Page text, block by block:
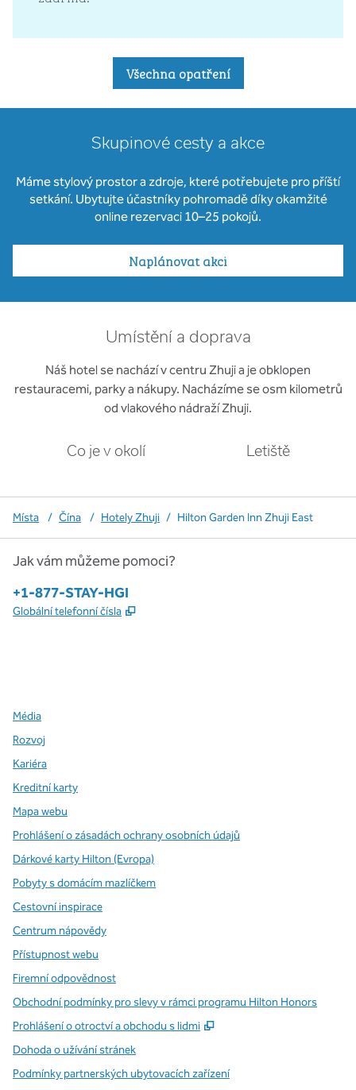
Všechna opatření
Skupinové cesty a akce
Máme stylový prostor a zdroje, které potřebujete pro příští
setkání. Ubytujte účastníky pohromadě díky okamžité
online rezervaci 10–25 pokojů.
Naplánovat akci
Umístění a doprava
Náš hotel se nachází v centru Zhuji a je obklopen
restauracemi, parky a nákupy. Nacházíme se osm kilometrů
od vlakového nádraží Zhuji.
Co je v okolí Letiště
Místa / Čína / Hotely Zhuji / Hilton Garden Inn Zhuji East
Jak vám můžeme pomoci?
Telefon:
+1-877-STAY-HGI
Globální telefonní čísla ,
Média
Rozvoj
Kariéra
Kreditní karty
Mapa webu
Prohlášení o zásadách ochrany osobních údajů
Dárkové karty Hilton (Evropa)
Pobyty s domácím mazlíčkem
Cestovní inspirace
Centrum nápovědy
Přístupnost webu
Firemní odpovědnost
Obchodní podmínky pro slevy v rámci programu Hilton Honors
Prohlášení o otroctví a obchodu s lidmi
,
Dohoda o užívání stránek
Podmínky partnerských ubytovacích zařízení